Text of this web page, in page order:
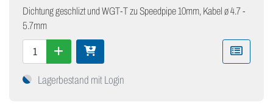
Dichtung geschlizt und WGT-T zu Speedpipe 10mm, Kabel ø 4.7 -
5.7mm
Lagerbestand mit Login